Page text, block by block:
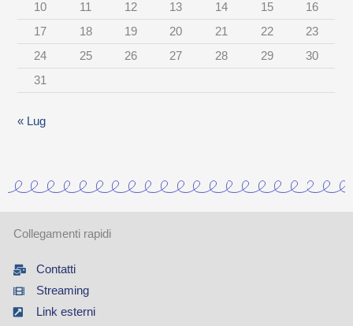
i
10
11 12 13 14 15
16
17
18 19 20 21 22
23
24
25 26 27 28 29
30
31
« Lug
Collegamenti rapidi
Contatti
Streaming
Link esterni